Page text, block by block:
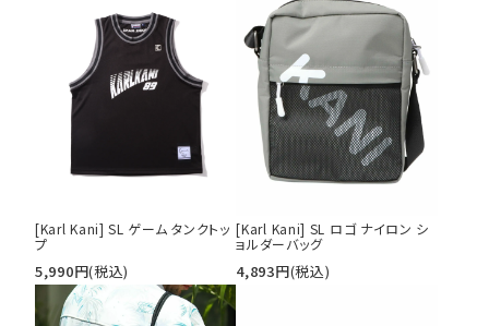
[Karl Kani] SL ゲーム タンクトッ
プ
5,990円(税込)
[Karl Kani] SL ロゴ ナイロン シ
ョルダーバッグ
4,893円(税込)